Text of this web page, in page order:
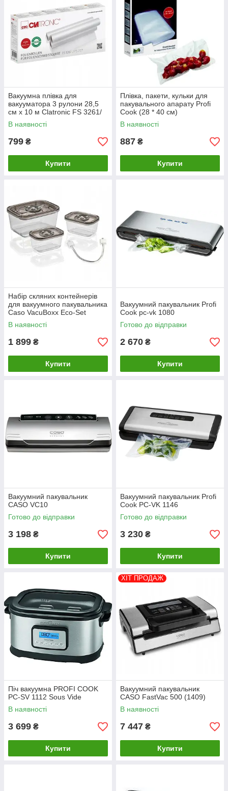
Вакуумна плівка для
вакууматора 3 рулони 28,5
см x 10 м Clatronic FS 3261/
FS 777
В наявності
799 ₴
Купити
Плівка, пакети, кульки для
пакувального апарату Profi
Cook (28 * 40 см)
В наявності
887 ₴
Купити
Набір скляних контейнерів
для вакуумного пакувальника
Caso VacuBoxx Eco-Set
В наявності
1 899 ₴
Купити
Вакуумний пакувальник Profi
Cook pc-vk 1080
Готово до відправки
2 670 ₴
Купити
Вакуумний пакувальник
CASO VC10
Готово до відправки
3 198 ₴
Купити
Вакуумний пакувальник Profi
Cook PC-VK 1146
Готово до відправки
3 230 ₴
Купити
Піч вакуумна PROFI COOK
PC-SV 1112 Sous Vide
В наявності
3 699 ₴
Купити
ХІТ ПРОДАЖ
Вакуумний пакувальник
CASO FastVac 500 (1409)
В наявності
7 447 ₴
Купити